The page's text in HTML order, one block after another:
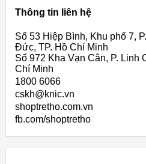
Thông tin liên hệ
Số 53 Hiệp Bình, Khu phố 7,
Đức, TP. Hồ Chí Minh
Số 972 Kha Vạn Cân, P. Linh
Chí Minh
1800 6066
cskh@knic.vn
shoptretho.com.vn
fb.com/shoptretho